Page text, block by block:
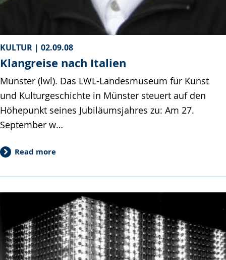
KULTUR | 02.09.08
Klangreise nach Italien
Münster (lwl). Das LWL-Landesmuseum für Kunst
und Kulturgeschichte in Münster steuert auf den
Höhepunkt seines Jubiläumsjahres zu: Am 27.
September w…
Read more